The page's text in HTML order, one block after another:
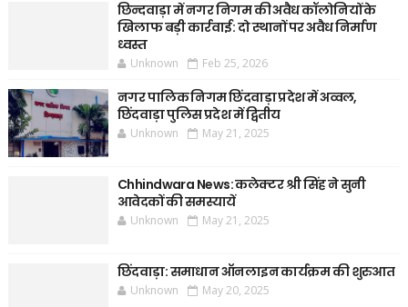
छिन्दवाड़ा में नगर निगम की अवैध कॉलोनियों के
खिलाफ बड़ी कार्रवाई: दो स्थानों पर अवैध निर्माण
ध्वस्त
Unknown Feb 25, 2026
नगर पालिक निगम छिंदवाड़ा प्रदेश में अव्वल,
छिंदवाड़ा पुलिस प्रदेश में द्वितीय
Unknown May 21, 2025
Chhindwara News: कलेक्टर श्री सिंह ने सुनी
आवेदकों की समस्यायें
Unknown May 21, 2025
छिंदवाड़ा: समाधान ऑनलाइन कार्यक्रम की शुरुआत
Unknown May 20, 2025